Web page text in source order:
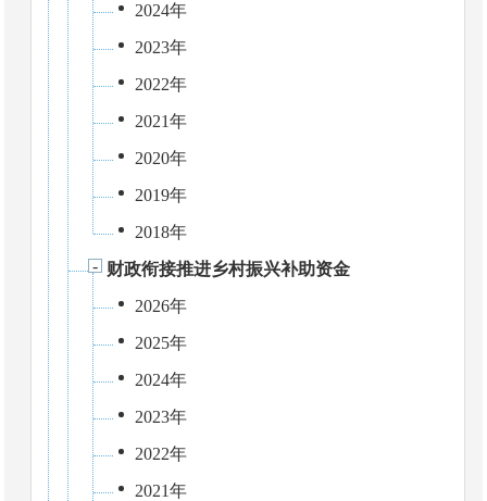
2024年
2023年
2022年
2021年
2020年
2019年
2018年
财政衔接推进乡村振兴补助资金
2026年
2025年
2024年
2023年
2022年
2021年